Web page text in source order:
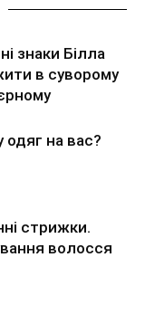
знаки Білла
в суворому
одяг на вас?
стрижки.
волосся